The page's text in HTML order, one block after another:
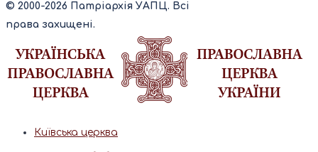
© 2000-2026 Патріархія УАПЦ. Всі
права захищені.
Київська церква